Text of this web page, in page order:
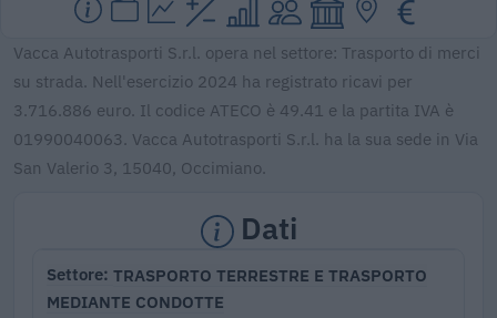
Vacca Autotrasporti S.r.l. opera nel settore: Trasporto di merci
su strada. Nell'esercizio 2024 ha registrato ricavi per
3.716.886 euro. Il codice ATECO è 49.41 e la partita IVA è
01990040063. Vacca Autotrasporti S.r.l. ha la sua sede in Via
San Valerio 3, 15040, Occimiano.
Dati
Settore TRASPORTO TERRESTRE E TRASPORTO
MEDIANTE CONDOTTE